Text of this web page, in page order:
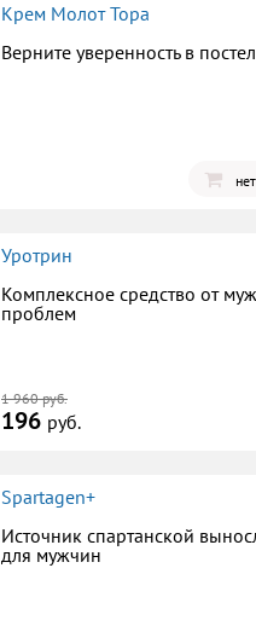
Крем Молот Тора
Верните уверенность в
Уротрин
Комплексное средство от
проблем
1 960 руб.
196 руб.
Spartagen+
Источник спартанской
для мужчин